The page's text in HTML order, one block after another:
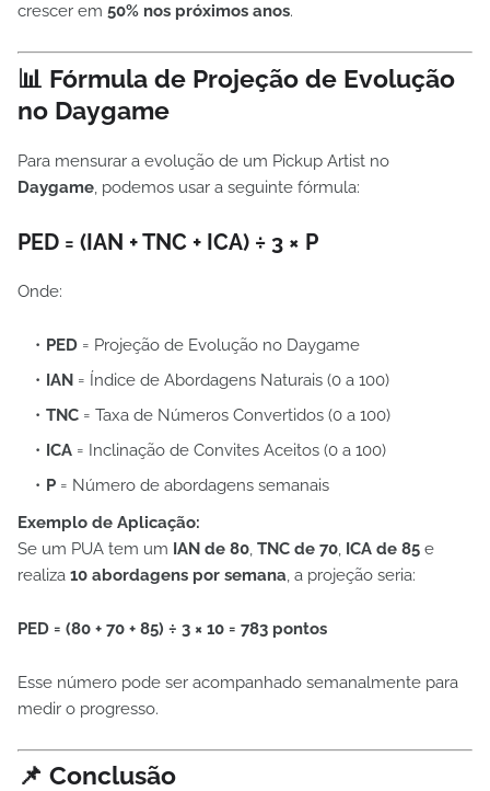
crescer em 50% nos próximos anos.
📊 Fórmula de Projeção de Evolução
no Daygame
Para mensurar a evolução de um Pickup Artist no
Daygame , podemos usar a seguinte fórmula:
PED = (IAN + TNC + ICA) ÷ 3 × P
Onde:
PED = Projeção de Evolução no Daygame
IAN = Índice de Abordagens Naturais (0 a 100)
TNC = Taxa de Números Convertidos (0 a 100)
ICA = Inclinação de Convites Aceitos (0 a 100)
P = Número de abordagens semanais
Exemplo de Aplicação:
Se um PUA tem um IAN de 80 TNC de 70 ICA de 85 e
realiza 10 abordagens por semana , a projeção seria:
PED = (80 + 70 + 85) ÷ 3 × 10 = 783 pontos
Esse número pode ser acompanhado semanalmente para
medir o progresso.
📌 Conclusão